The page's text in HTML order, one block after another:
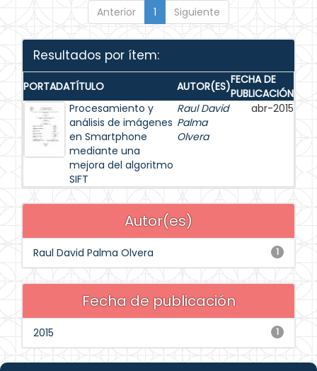
Anterior 1 Siguiente
Resultados por ítem:
PORTADATÍTULO AUTOR(ES)FECHA DE
PUBLICACIÓN
Procesamiento y
análisis de imágenes
en Smartphone
mediante una
mejora del algoritmo
SIFT
Raul David
Palma
Olvera
abr-2015
Autor(es)
1
Raul David Palma Olvera
Fecha de publicación
1
2015